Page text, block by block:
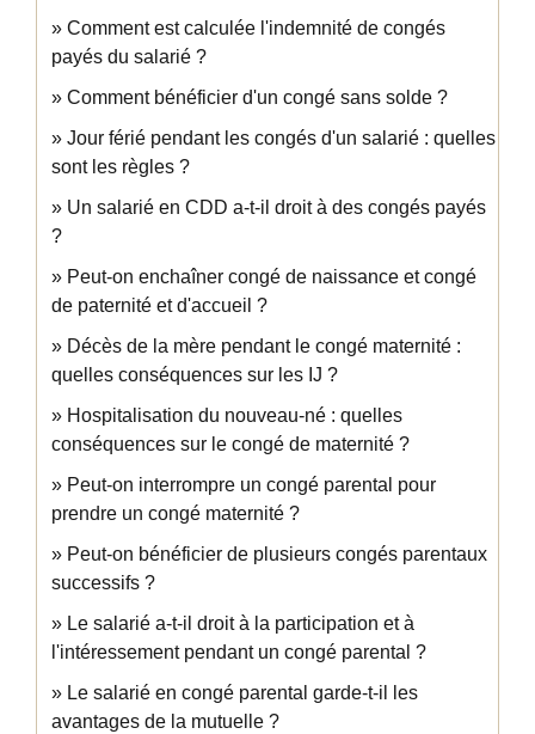
Comment est calculée l'indemnité de congés
payés du salarié ?
Comment bénéficier d'un congé sans solde ?
Jour férié pendant les congés d'un salarié : quelles
sont les règles ?
Un salarié en CDD a-t-il droit à des congés payés
?
Peut-on enchaîner congé de naissance et congé
de paternité et d'accueil ?
Décès de la mère pendant le congé maternité :
quelles conséquences sur les IJ ?
Hospitalisation du nouveau-né : quelles
conséquences sur le congé de maternité ?
Peut-on interrompre un congé parental pour
prendre un congé maternité ?
Peut-on bénéficier de plusieurs congés parentaux
successifs ?
Le salarié a-t-il droit à la participation et à
l'intéressement pendant un congé parental ?
Le salarié en congé parental garde-t-il les
avantages de la mutuelle ?